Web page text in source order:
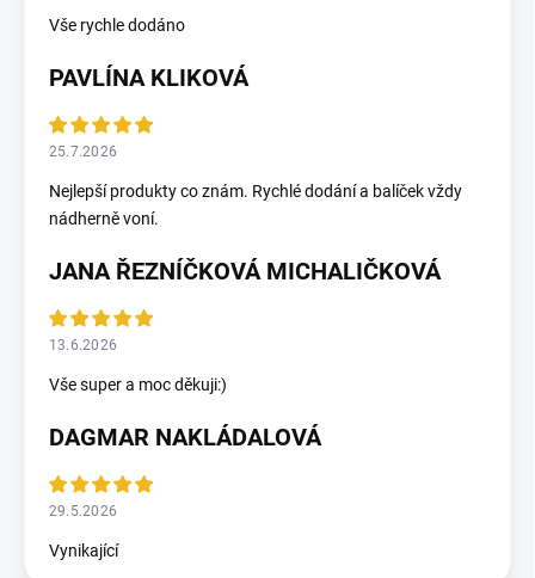
Vše rychle dodáno
PAVLÍNA KLIKOVÁ
25.7.2026
Nejlepší produkty co znám. Rychlé dodání a balíček vždy
nádherně voní.
JANA ŘEZNÍČKOVÁ MICHALIČKOVÁ
13.6.2026
Vše super a moc děkuji:)
DAGMAR NAKLÁDALOVÁ
29.5.2026
Vynikající